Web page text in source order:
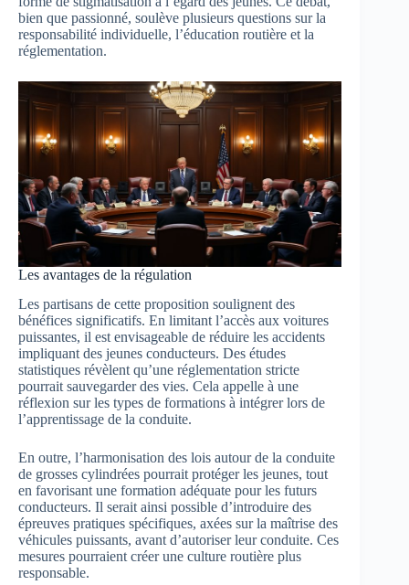
bien que passionné, soulève plusieurs questions sur la
responsabilité individuelle, l’éducation routière et la
réglementation.
Les avantages de la régulation
Les partisans de cette proposition soulignent des
bénéfices significatifs. En limitant l’accès aux voitures
puissantes, il est envisageable de réduire les accidents
impliquant des jeunes conducteurs. Des études
statistiques révèlent qu’une réglementation stricte
pourrait sauvegarder des vies. Cela appelle à une
réflexion sur les types de formations à intégrer lors de
l’apprentissage de la conduite.
En outre, l’harmonisation des lois autour de la conduite
de grosses cylindrées pourrait protéger les jeunes, tout
en favorisant une formation adéquate pour les futurs
conducteurs. Il serait ainsi possible d’introduire des
épreuves pratiques spécifiques, axées sur la maîtrise des
véhicules puissants, avant d’autoriser leur conduite. Ces
mesures pourraient créer une culture routière plus
responsable.